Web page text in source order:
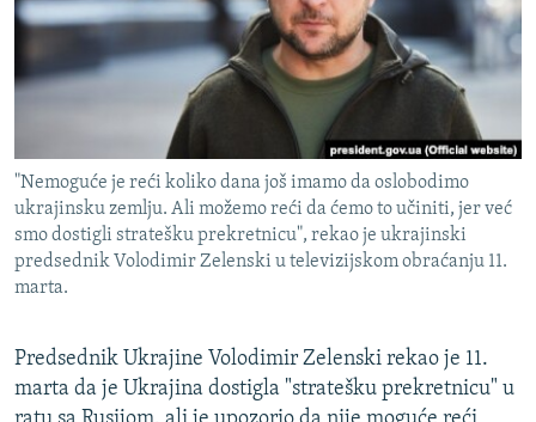
ISPRIČAJ MI
DNEVNO@RSE
GENOCID U SREBRENICI
POPLAVE I KLIZIŠTA U BIH 2024.
TV LIBERTY
MOJA EVROPA
TRI DECENIJE OD RATA U BIH
PRATITE NAS
Sve RFE/RL stranice
"Nemoguće je reći koliko dana još imamo da oslobodimo
ukrajinsku zemlju. Ali možemo reći da ćemo to učiniti, jer već
smo dostigli stratešku prekretnicu", rekao je ukrajinski
predsednik Volodimir Zelenski u televizijskom obraćanju 11.
marta.
Predsednik Ukrajine Volodimir Zelenski rekao je 11.
marta da je Ukrajina dostigla "stratešku prekretnicu" u